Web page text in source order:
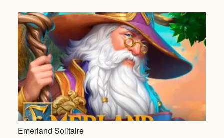
Emerland Solitaire